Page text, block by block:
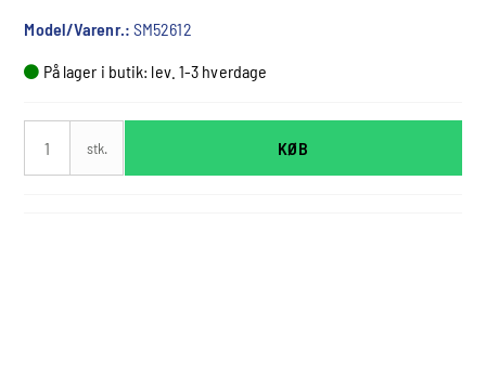
Model/Varenr.: SM52612
På lager i butik: lev. 1-3 hverdage
stk. KØB